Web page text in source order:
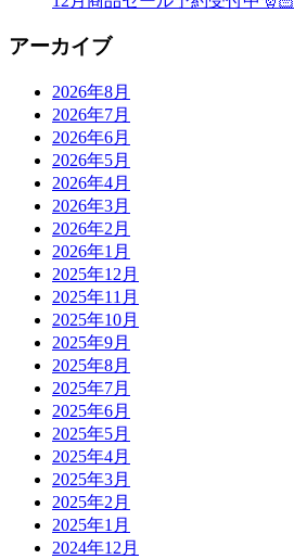
アーカイブ
2026年8月
2026年7月
2026年6月
2026年5月
2026年4月
2026年3月
2026年2月
2026年1月
2025年12月
2025年11月
2025年10月
2025年9月
2025年8月
2025年7月
2025年6月
2025年5月
2025年4月
2025年3月
2025年2月
2025年1月
2024年12月